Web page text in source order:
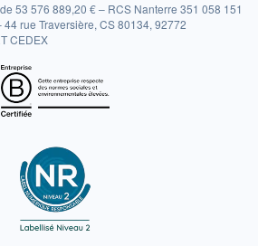
53 576 889,20 € – RCS Nanterre 351 058 151
rue Traversière, CS 80134, 92772
CEDEX